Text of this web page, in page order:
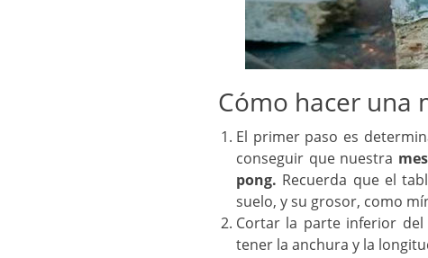
Cómo hacer una
El primer paso es
conseguir que nuestra
pong. Recuerda que el
suelo, y su grosor, como
Cortar la parte inferior del
tener la anchura y la